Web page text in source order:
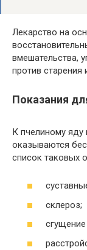
Лекарство на
вмешательства,
против старения
Показания
К пчелиному яду
оказываются
список таковых
склероз;